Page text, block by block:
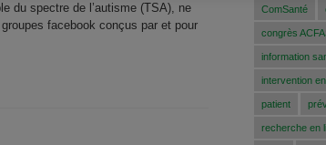
du spectre de l’autisme (TSA), ne
facebook conçus par et pour
ComSanté
congrès
information
intervention
patient
recherche en